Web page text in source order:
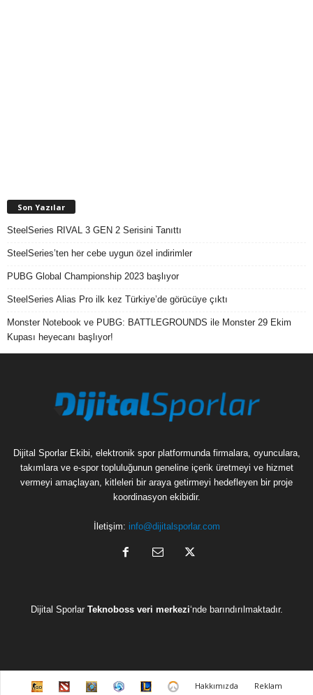
Son Yazılar
SteelSeries RIVAL 3 GEN 2 Serisini Tanıttı
SteelSeries’ten her cebe uygun özel indirimler
PUBG Global Championship 2023 başlıyor
SteelSeries Alias Pro ilk kez Türkiye’de görücüye çıktı
Monster Notebook ve PUBG: BATTLEGROUNDS ile Monster 29 Ekim
Kupası heyecanı başlıyor!
Dijital Sporlar Ekibi, elektronik spor platformunda firmalara, oyunculara,
takımlara ve e-spor topluluğunun geneline içerik üretmeyi ve hizmet
vermeyi amaçlayan, kitleleri bir araya getirmeyi hedefleyen bir proje
koordinasyon ekibidir.
İletişim: info@dijitalsporlar.com
Dijital Sporlar Teknoboss veri merkezi‘nde barındırılmaktadır.
C D H H L O Hakkımızda Reklam